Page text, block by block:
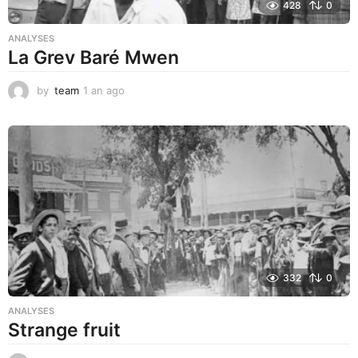
428 0
ANALYSES
La Grev Baré Mwen
by team 1 an ago
a
g
o
332 0
ANALYSES
Strange fruit